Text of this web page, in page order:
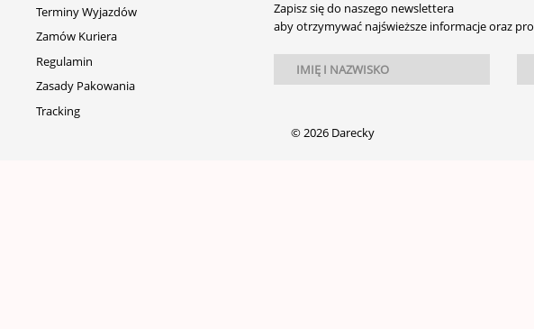
Terminy Wyjazdów
Zamów Kuriera
Regulamin
Zasady Pakowania
Tracking
Zapisz się do naszego newslettera
aby otrzymywać najświeższe informacje oraz
© 2026 Darecky